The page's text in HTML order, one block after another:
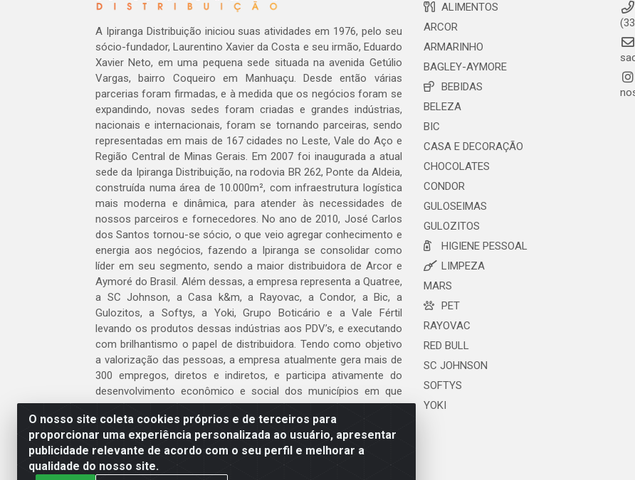
O nosso site coleta cookies próprios e de terceiros para
proporcionar uma experiência personalizada ao usuário, apresentar
publicidade relevante de acordo com o seu perfil e melhorar a
qualidade do nosso site.
A Ipiranga Distribuição iniciou suas atividades em 1976, pelo seu
sócio-fundador, Laurentino Xavier da Costa e seu irmão, Eduardo
Xavier Neto, em uma pequena sede situada na avenida Getúlio
Vargas, bairro Coqueiro em Manhuaçu. Desde então várias
parcerias foram firmadas, e à medida que os negócios foram se
expandindo, novas sedes foram criadas e grandes indústrias,
nacionais e internacionais, foram se tornando parceiras, sendo
representadas em mais de 167 cidades no Leste, Vale do Aço e
Região Central de Minas Gerais. Em 2007 foi inaugurada a atual
sede da Ipiranga Distribuição, na rodovia BR 262, Ponte da Aldeia,
construída numa área de 10.000m², com infraestrutura logística
mais moderna e dinâmica, para atender às necessidades de
nossos parceiros e fornecedores. No ano de 2010, José Carlos
dos Santos tornou-se sócio, o que veio agregar conhecimento e
energia aos negócios, fazendo a Ipiranga se consolidar como
líder em seu segmento, sendo a maior distribuidora de Arcor e
Aymoré do Brasil. Além dessas, a empresa representa a Quatree,
a SC Johnson, a Casa k&m, a Rayovac, a Condor, a Bic, a
Gulozitos, a Softys, a Yoki, Grupo Boticário e a Vale Fértil
levando os produtos dessas indústrias aos PDV’s, e executando
com brilhantismo o papel de distribuidora. Tendo como objetivo
a valorização das pessoas, a empresa atualmente gera mais de
300 empregos, diretos e indiretos, e participa ativamente do
desenvolvimento econômico e social dos municípios em que
atua.
Venha fazer parte do nosso time!
Clique aqui
ALIMENTOS
ARCOR
ARMARINHO
BAGLEY-AYMORE
BEBIDAS
BELEZA
BIC
CASA E DECORAÇÃO
CHOCOLATES
CONDOR
GULOSEIMAS
GULOZITOS
HIGIENE PESSOAL
LIMPEZA
MARS
PET
RAYOVAC
RED BULL
SC JOHNSON
SOFTYS
YOKI